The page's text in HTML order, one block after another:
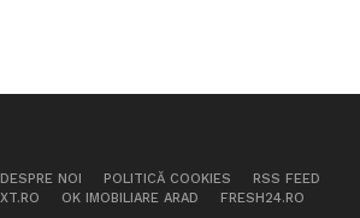
DESPRE NOI POLITICĂ COOKIES
RSS FEED
OK IMOBILIARE ARAD FRESH24.RO